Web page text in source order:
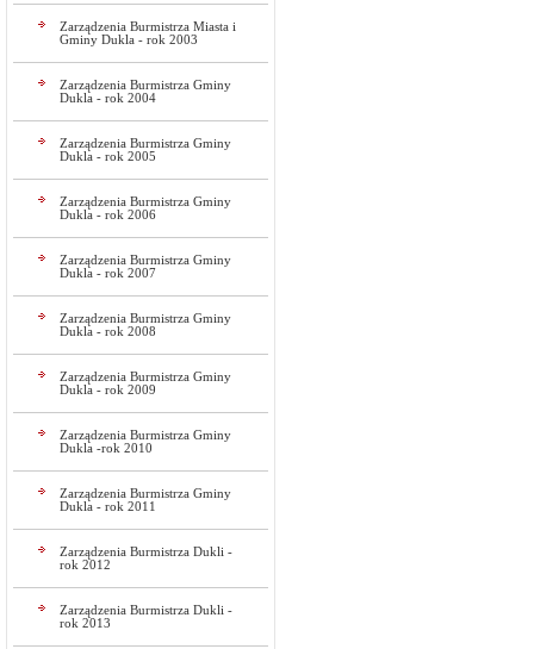
Zarządzenia Burmistrza Miasta i
Gminy Dukla - rok 2003
Zarządzenia Burmistrza Gminy
Dukla - rok 2004
Zarządzenia Burmistrza Gminy
Dukla - rok 2005
Zarządzenia Burmistrza Gminy
Dukla - rok 2006
Zarządzenia Burmistrza Gminy
Dukla - rok 2007
Zarządzenia Burmistrza Gminy
Dukla - rok 2008
Zarządzenia Burmistrza Gminy
Dukla - rok 2009
Zarządzenia Burmistrza Gminy
Dukla -rok 2010
Zarządzenia Burmistrza Gminy
Dukla - rok 2011
Zarządzenia Burmistrza Dukli -
rok 2012
Zarządzenia Burmistrza Dukli -
rok 2013